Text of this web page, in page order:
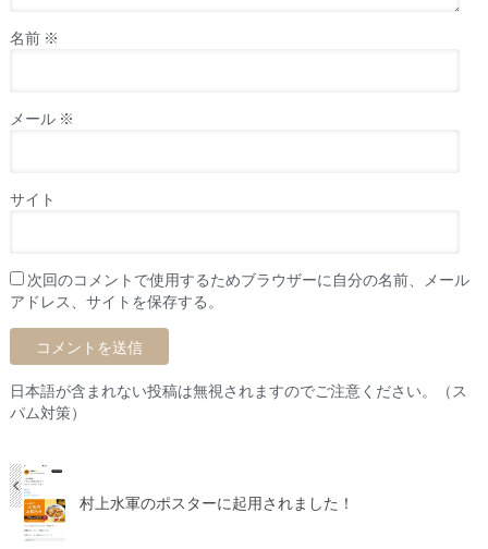
名前 ※
メール ※
サイト
次回のコメントで使用するためブラウザーに自分の名前、メール
アドレス、サイトを保存する。
日本語が含まれない投稿は無視されますのでご注意ください。（ス
パム対策）
村上水軍のポスターに起用されました！